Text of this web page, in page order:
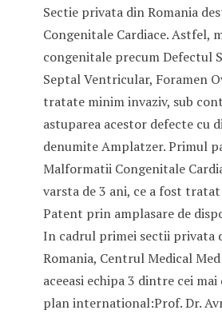
Sectie privata din Romania
Congenitale Cardiace. Astfel,
congenitale precum Defectul
Septal Ventricular, Foramen
tratate minim invaziv, sub
astuparea acestor defecte cu
denumite Amplatzer. Primul
Malformatii Congenitale
varsta de 3 ani, ce a fost
Patent prin amplasare de
In cadrul primei sectii privata
Romania, Centrul Medical
aceeasi echipa 3 dintre cei
plan international:Prof. Dr.